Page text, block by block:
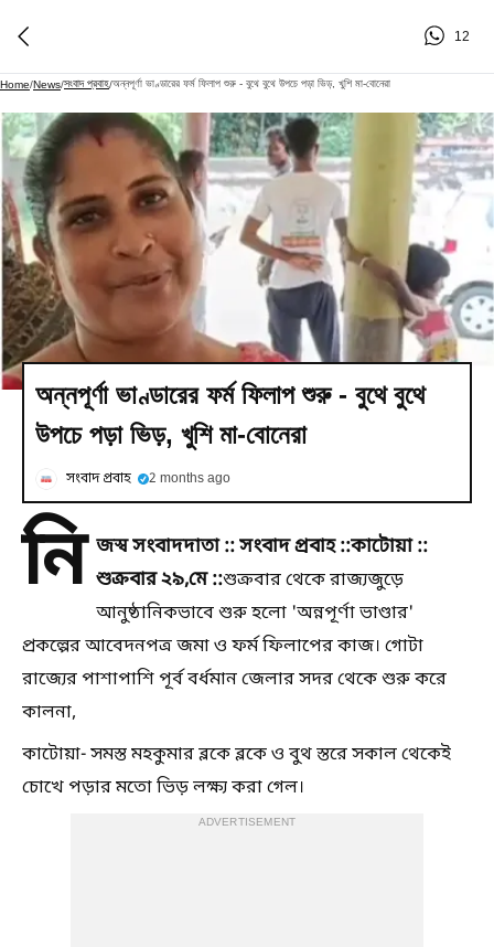
12
Home/News/সংবাদ প্রবাহ/অন্নপূর্ণা ভাণ্ডারের ফর্ম ফিলাপ শুরু - বুথে বুথে উপচে পড়া ভিড়, খুশি মা-বোনেরা
অন্নপূর্ণা ভাণ্ডারের ফর্ম ফিলাপ শুরু - বুথে বুথে
উপচে পড়া ভিড়, খুশি মা-বোনেরা
সংবাদ প্রবাহ 2 months ago
নি জস্ব সংবাদদাতা :: সংবাদ প্রবাহ ::কাটোয়া ::
শুক্রবার ২৯,মে ::শুক্রবার থেকে রাজ্যজুড়ে
আনুষ্ঠানিকভাবে শুরু হলো 'অন্নপূর্ণা ভাণ্ডার'
প্রকল্পের আবেদনপত্র জমা ও ফর্ম ফিলাপের কাজ। গোটা
রাজ্যের পাশাপাশি পূর্ব বর্ধমান জেলার সদর থেকে শুরু করে
কালনা,
কাটোয়া- সমস্ত মহকুমার ব্লকে ব্লকে ও বুথ স্তরে সকাল থেকেই
চোখে পড়ার মতো ভিড় লক্ষ্য করা গেল।
ADVERTISEMENT